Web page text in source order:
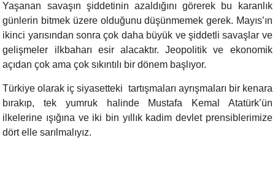
Yaşanan savaşın şiddetinin azaldığını görerek bu karanlık
günlerin bitmek üzere olduğunu düşünmemek gerek. Mayıs’ın
ikinci yarısından sonra çok daha büyük ve şiddetli savaşlar ve
gelişmeler ilkbaharı esir alacaktır. Jeopolitik ve ekonomik
açıdan çok ama çok sıkıntılı bir dönem başlıyor.
Türkiye olarak iç siyasetteki tartışmaları ayrışmaları bir kenara
bırakıp, tek yumruk halinde Mustafa Kemal Atatürk’ün
ilkelerine ışığına ve iki bin yıllık kadim devlet prensiblerimize
dört elle sarılmalıyız.